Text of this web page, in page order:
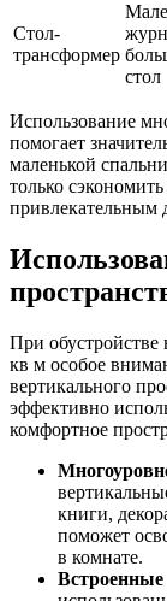
Стол-
трансформер
стол
Использование
помогает
маленькой
только
привлекательным
При
кв м особое
вертикального
эффективно
комфортное
книги,
поможет
в комнате.